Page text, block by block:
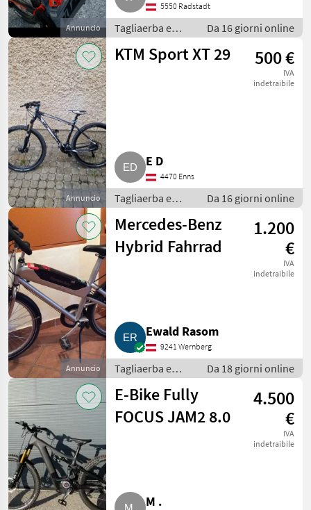
Annuncio
5550 Radstadt
Tagliaerba e
macchine da
giardinaggio /
Da 16 giorni online
Annuncio
KTM Sport XT 29 500 €
IVA
indetraibile
E D
4470 Enns
Tagliaerba e
macchine da
giardinaggio /
Attrezzatura
sportiva
Da 16 giorni online
Annuncio
Mercedes-Benz
Hybrid Fahrrad
1.200
€
IVA
indetraibile
Ewald Rasom
9241 Wernberg
Tagliaerba e
macchine da
giardinaggio /
Attrezzatura
sportiva
Da 18 giorni online
E-Bike Fully
FOCUS JAM2 8.0
4.500
€
IVA
indetraibile
M .